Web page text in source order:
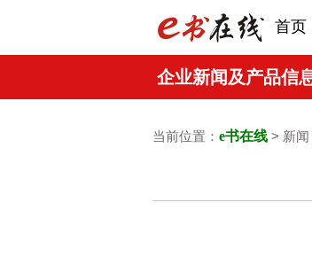
首页
企业新闻及产品信
当前位置： e书在线 > 新闻